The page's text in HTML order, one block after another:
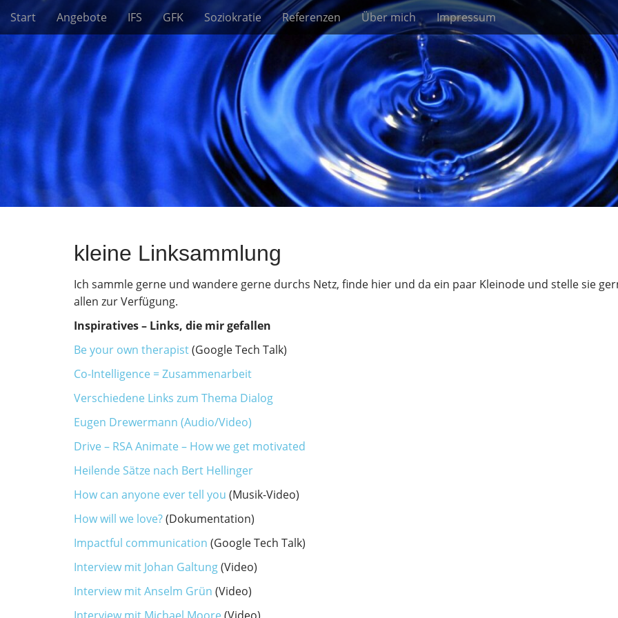
i
m
i
t
n
t
Start Angebote IFS GFK Soziokratie Referenzen Über mich Impressum
kleine Linksammlung
Ich sammle gerne und wandere gerne durchs Netz, finde hier und da ein paar Kleinode und stelle sie
allen zur Verfügung.
Inspiratives – Links, die mir gefallen
Be your own therapist(Google Tech Talk)
Co-Intelligence = Zusammenarbeit
Verschiedene Links zum Thema Dialog
Eugen Drewermann (Audio/Video)
Drive – RSA Animate – How we get motivated
Heilende Sätze nach Bert Hellinger
How can anyone ever tell you (Musik-Video)
How will we love?(Dokumentation)
Impactful communication (Google Tech Talk)
Interview mit Johan Galtung(Video)
Interview mit Anselm Grün (Video)